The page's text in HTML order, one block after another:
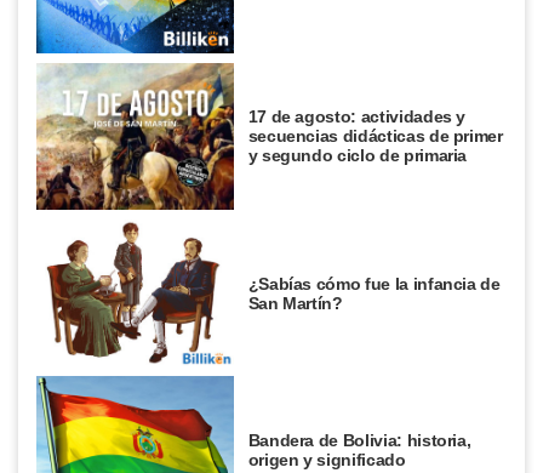
17 de agosto: actividades y
secuencias didácticas de primer
y segundo ciclo de primaria
¿Sabías cómo fue la infancia de
San Martín?
Bandera de Bolivia: historia,
origen y significado